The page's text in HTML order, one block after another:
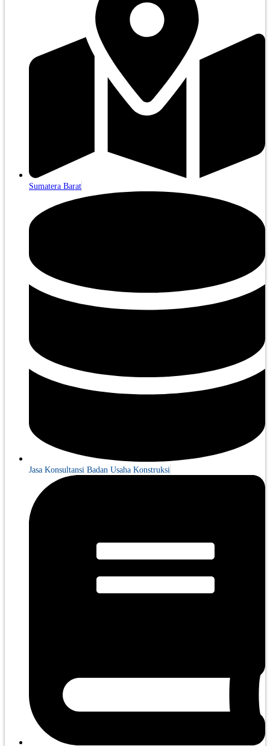
Sumatera Barat
Jasa Konsultansi Badan Usaha Konstruksi